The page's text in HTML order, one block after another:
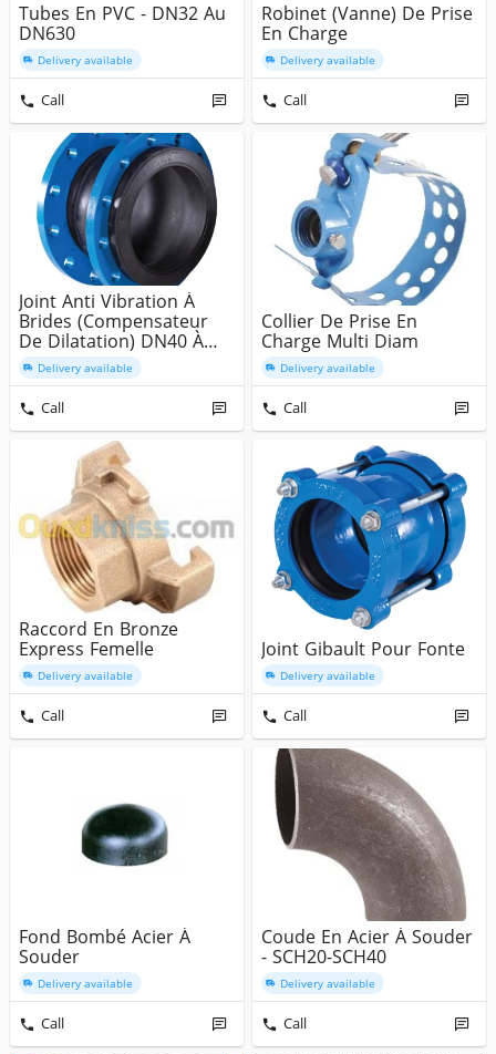
Tubes En PVC - DN32 Au
DN630
Delivery available
Call
Robinet (Vanne) De Prise
En Charge
Delivery available
Call
Joint Anti Vibration À
Brides (Compensateur
De Dilatation) DN40 À
300 ...
Delivery available
Call
Collier De Prise En
Charge Multi Diam
Delivery available
Call
Raccord En Bronze
Express Femelle
Delivery available
Call
Joint Gibault Pour Fonte
Delivery available
Call
Fond Bombé Acier À
Souder
Delivery available
Call
Coude En Acier À Souder
- SCH20-SCH40
Delivery available
Call